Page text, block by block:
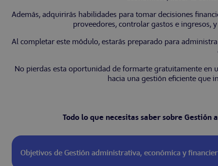
Además, adquirirás habilidades para tomar decisiones
proveedores, controlar gastos e ingresos,
Al completar este módulo, estarás preparado para
No pierdas esta oportunidad de formarte gratuitamente en
hacia una gestión eficiente que
Todo lo que necesitas saber sobre
Objetivos de Gestión administrativa, económica y